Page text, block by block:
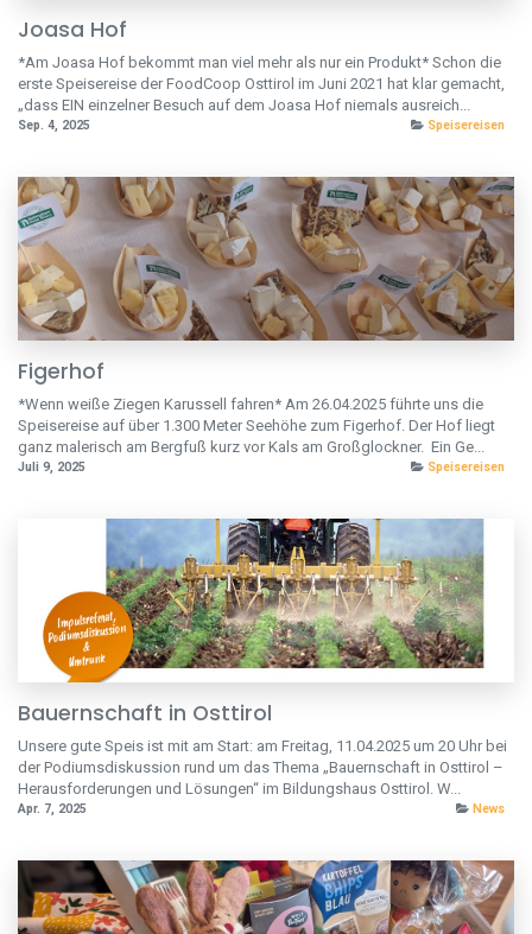
Joasa Hof
*Am Joasa Hof bekommt man viel mehr als nur ein Produkt* Schon die
erste Speisereise der FoodCoop Osttirol im Juni 2021 hat klar gemacht,
„dass EIN einzelner Besuch auf dem Joasa Hof niemals ausreich...
Sep. 4, 2025 Speisereisen
Figerhof
*Wenn weiße Ziegen Karussell fahren* Am 26.04.2025 führte uns die
Speisereise auf über 1.300 Meter Seehöhe zum Figerhof. Der Hof liegt
ganz malerisch am Bergfuß kurz vor Kals am Großglockner. Ein Ge...
Juli 9, 2025 Speisereisen
Bauernschaft in Osttirol
Unsere gute Speis ist mit am Start: am Freitag, 11.04.2025 um 20 Uhr bei
der Podiumsdiskussion rund um das Thema „Bauernschaft in Osttirol –
Herausforderungen und Lösungen“ im Bildungshaus Osttirol. W...
Apr. 7, 2025 News